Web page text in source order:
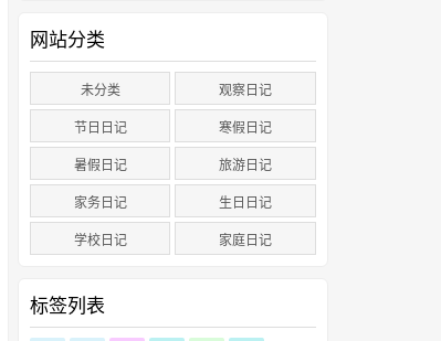
网站分类
未分类
观察日记
节日日记
寒假日记
暑假日记
旅游日记
家务日记
生日日记
学校日记
家庭日记
标签列表